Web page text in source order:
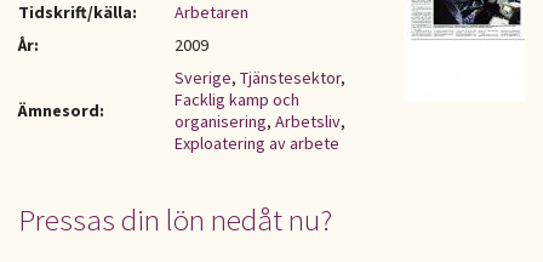
Tidskrift/källa:
Arbetaren
År:
2009
Ämnesord:
Sverige, Tjänstesektor,
Facklig kamp och
organisering, Arbetsliv,
Exploatering av arbete
Pressas din lön nedåt nu?